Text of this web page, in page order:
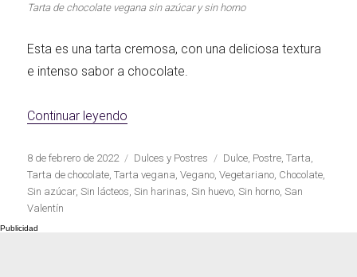
irresistibles
Los más completos
Las Hamburguesas
más Top
Los más dulces
Tarta de chocolate vegana sin azúcar y sin horno
Esta es una tarta cremosa, con una deliciosa textura
e intenso sabor a chocolate.
Continuar leyendo
Publicado
el
8 de febrero de 2022 Categorías
Dulces y Postres Etiquetas
Dulce Postre ,Tarta
Tarta de chocolate ,Tarta vegana ,Vegano ,Vegetariano Chocolate
Sin azúcar,Sin lácteos ,Sin harinas ,Sin huevo ,Sin horno ,San
Valentín